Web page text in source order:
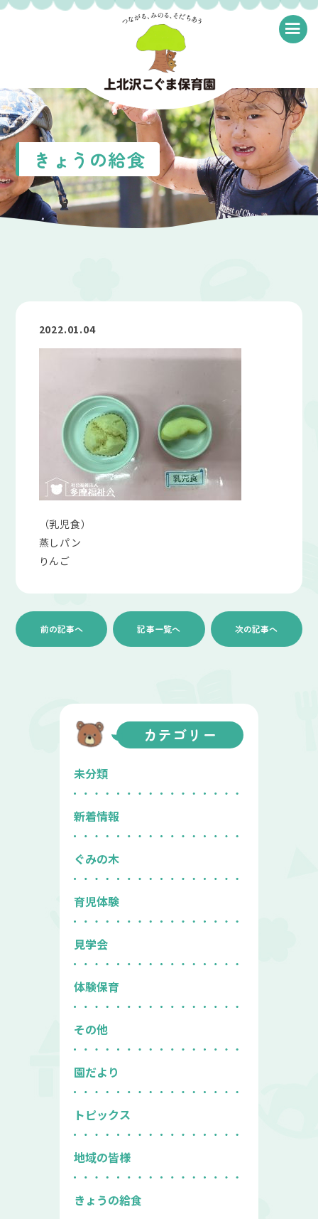
≡
きょうの給食
2022.01.04
（乳児食）
蒸しパン
りんご
前の記事へ 記事一覧へ 次の記事へ
カテゴリー
未分類
新着情報
ぐみの木
育児体験
見学会
体験保育
その他
園だより
トピックス
地域の皆様
きょうの給食